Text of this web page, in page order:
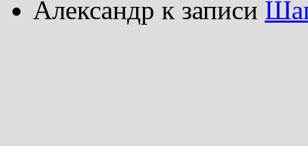
Александр к записи